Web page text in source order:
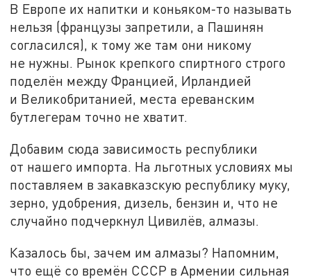
В Европе их напитки и коньяком-то называть
нельзя (французы запретили, а Пашинян
согласился), к тому же там они никому
не нужны. Рынок крепкого спиртного строго
поделён между Францией, Ирландией
и Великобританией, места ереванским
бутлегерам точно не хватит.
Добавим сюда зависимость республики
от нашего импорта. На льготных условиях мы
поставляем в закавказскую республику муку,
зерно, удобрения, дизель, бензин и, что не
случайно подчеркнул Цивилёв, алмазы.
Казалось бы, зачем им алмазы? Напомним,
что ещё со времён СССР в Армении сильная